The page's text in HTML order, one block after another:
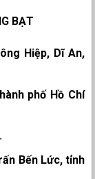
BẠT
Hiệp, Dĩ An,
phố Hồ Chí
Bến Lức, tỉnh